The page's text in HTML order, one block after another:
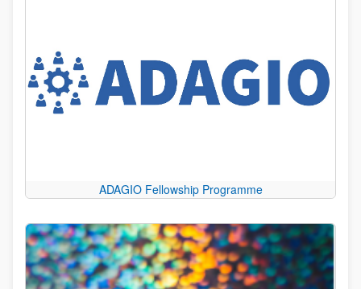
ADAGIO Fellowship Programme